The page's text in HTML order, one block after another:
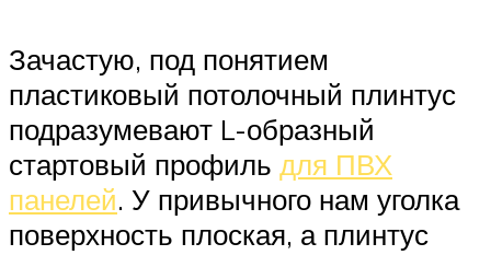
Зачастую, под понятием
пластиковый потолочный плинтус
подразумевают L-образный
стартовый профиль для ПВХ
панелей. У привычного нам уголка
поверхность плоская, а плинтус